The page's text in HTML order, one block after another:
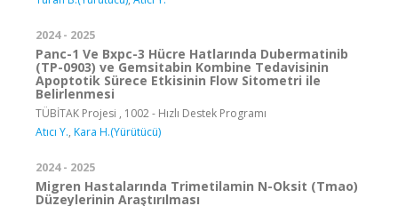
2024 - 2025
Panc-1 Ve Bxpc-3 Hücre Hatlarında Dubermatinib
(TP-0903) ve Gemsitabin Kombine Tedavisinin
Apoptotik Sürece Etkisinin Flow Sitometri ile
Belirlenmesi
TÜBİTAK Projesi , 1002 - Hızlı Destek Programı
Atıcı Y., Kara H.(Yürütücü)
2024 - 2025
Migren Hastalarında Trimetilamin N-Oksit (Tmao)
Düzeylerinin Araştırılması